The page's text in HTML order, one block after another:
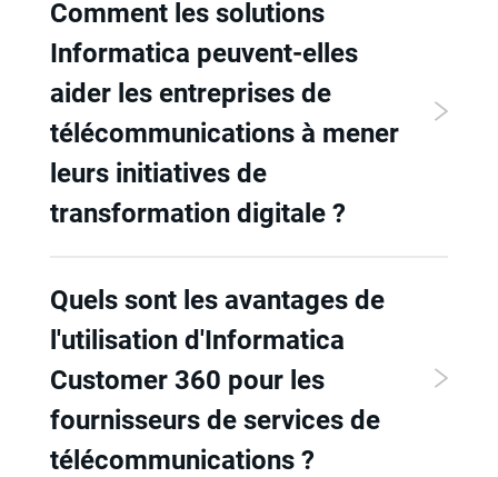
Comment les solutions
Informatica peuvent-elles
aider les entreprises de
télécommunications à mener
leurs initiatives de
transformation digitale ?
Quels sont les avantages de
l'utilisation d'Informatica
Customer 360 pour les
fournisseurs de services de
télécommunications ?